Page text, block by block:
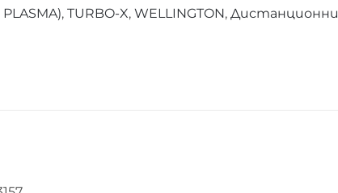
PLASMA), TURBO-X, WELLINGTON, Дистанционни